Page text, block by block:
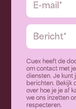
Cuex heeft de
om contact met
diensten. Je kunt
berichten. Bekijk
over hoe je je af
we ons inzetten
respecteren.